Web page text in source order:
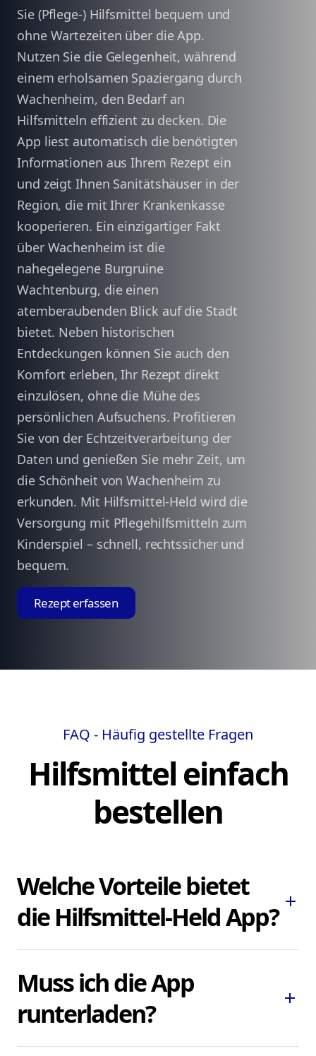
Sie (Pflege-) Hilfsmittel bequem und
ohne Wartezeiten über die App.
Nutzen Sie die Gelegenheit, während
einem erholsamen Spaziergang durch
Wachenheim, den Bedarf an
Hilfsmitteln effizient zu decken. Die
App liest automatisch die benötigten
Informationen aus Ihrem Rezept ein
und zeigt Ihnen Sanitätshäuser in der
Region, die mit Ihrer Krankenkasse
kooperieren. Ein einzigartiger Fakt
über Wachenheim ist die
nahegelegene Burgruine
Wachtenburg, die einen
atemberaubenden Blick auf die Stadt
bietet. Neben historischen
Entdeckungen können Sie auch den
Komfort erleben, Ihr Rezept direkt
einzulösen, ohne die Mühe des
persönlichen Aufsuchens. Profitieren
Sie von der Echtzeitverarbeitung der
Daten und genießen Sie mehr Zeit, um
die Schönheit von Wachenheim zu
erkunden. Mit Hilfsmittel-Held wird die
Versorgung mit Pflegehilfsmitteln zum
Kinderspiel – schnell, rechtssicher und
bequem.
Rezept erfassen
FAQ - Häufig gestellte Fragen
Hilfsmittel einfach
bestellen
Welche Vorteile bietet
die Hilfsmittel-Held App? add
Ihnen, dringend benötigte Pflegehilfsmittel
und Hilfsmittel schnell und bequem zu
bestellen, ohne lokale Sanitätshäuser
aufsuchen oder kontaktieren zu müssen.
Muss ich die App
runterladen?
add